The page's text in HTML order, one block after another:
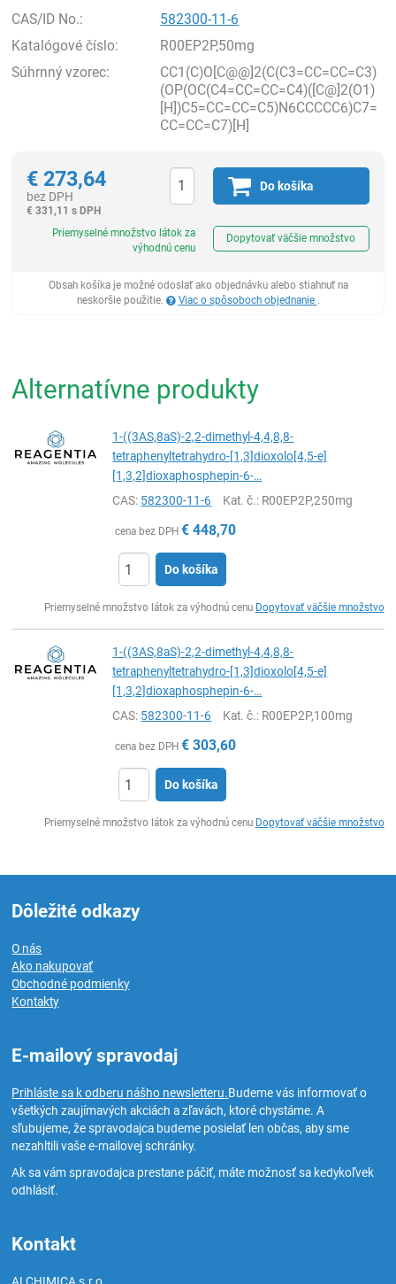
CAS/ID No.:
582300-11-6
Katalógové číslo:
R00EP2P,50mg
Súhrnný vzorec:
CC1(C)O[C@@]2(C(C3=CC=CC=C3)
(OP(OC(C4=CC=CC=C4)([C@]2(O1)
[H])C5=CC=CC=C5)N6CCCCC6)C7=
CC=CC=C7)[H]
€ 273,64
bez DPH
€ 331,11 s DPH
Do košíka
Priemyselné množstvo látok za
výhodnú cenu
Dopytovať väčšie množstvo
Obsah košíka je možné odoslať ako objednávku alebo stiahnuť na
neskoršie použitie.
Viac o spôsoboch objednanie .
Alternatívne produkty
1-((3AS,8aS)-2,2-dimethyl-4,4,8,8-
tetraphenyltetrahydro-[1,3]dioxolo[4,5-e]
[1,3,2]dioxaphosphepin-6-…
CAS: 582300-11-6 Kat. č.: R00EP2P,250mg
cena bez DPH € 448,70
Do košíka
Priemyselné množstvo látok za výhodnú cenu Dopytovať väčšie množstvo
1-((3AS,8aS)-2,2-dimethyl-4,4,8,8-
tetraphenyltetrahydro-[1,3]dioxolo[4,5-e]
[1,3,2]dioxaphosphepin-6-…
CAS: 582300-11-6 Kat. č.: R00EP2P,100mg
cena bez DPH € 303,60
Do košíka
Priemyselné množstvo látok za výhodnú cenu Dopytovať väčšie množstvo
Dôležité odkazy
O nás
Ako nakupovať
Obchodné podmienky
Kontakty
E-mailový spravodaj
Prihláste sa k odberu nášho newsletteru.Budeme vás informovať o
všetkých zaujímavých akciách a zľavách, ktoré chystáme. A
sľubujeme, že spravodajca budeme posielať len občas, aby sme
nezahltili vaše e-mailovej schránky.
Ak sa vám spravodajca prestane páčiť, máte možnosť sa kedykoľvek
odhlásiť.
Kontakt